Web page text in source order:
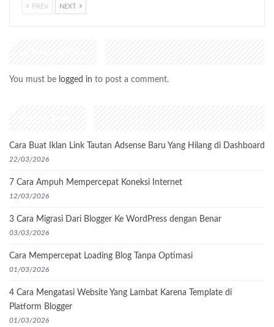
PREV NEXT
LEAVE A REPLY
You must be logged in to post a comment.
Recent Posts
Cara Buat Iklan Link Tautan Adsense Baru Yang Hilang di Dashboard
22/03/2026
7 Cara Ampuh Mempercepat Koneksi Internet
12/03/2026
3 Cara Migrasi Dari Blogger Ke WordPress dengan Benar
03/03/2026
Cara Mempercepat Loading Blog Tanpa Optimasi
01/03/2026
4 Cara Mengatasi Website Yang Lambat Karena Template di
Platform Blogger
01/03/2026